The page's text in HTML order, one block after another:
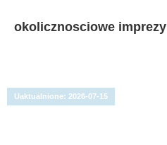
okolicznosciowe imprezy
Uaktualnione: 2026-07-15